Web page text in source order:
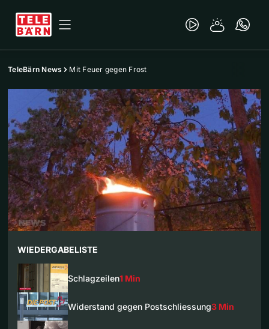
TeleBärn News Mit Feuer gegen Frost
WIEDERGABELISTE
Schlagzeilen1 Min
Widerstand gegen Postschliessung3 Min